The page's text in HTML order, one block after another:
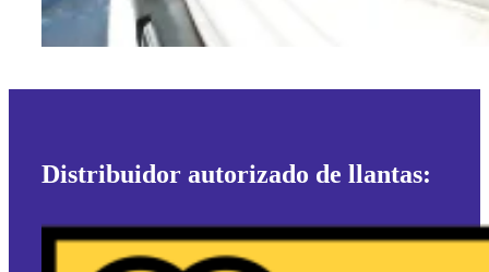
Distribuidor autorizado de llantas: